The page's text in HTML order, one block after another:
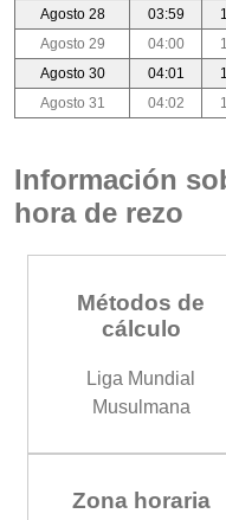
Agosto 28
03:59
Agosto 29
04:00
Agosto 30
04:01
Agosto 31
04:02
Información
hora de rezo
Métodos de
cálculo
Liga Mundial
Musulmana
Zona horaria